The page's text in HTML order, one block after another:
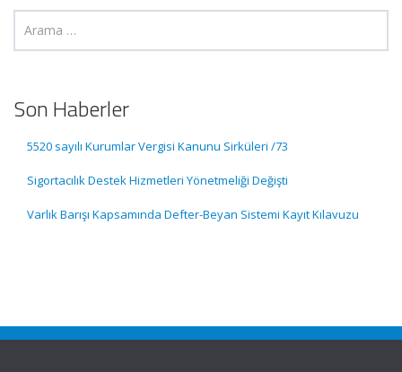
Son Haberler
5520 sayılı Kurumlar Vergisi Kanunu Sirküleri /73
Sigortacılık Destek Hizmetleri Yönetmeliği Değişti
Varlık Barışı Kapsamında Defter-Beyan Sistemi Kayıt Kılavuzu